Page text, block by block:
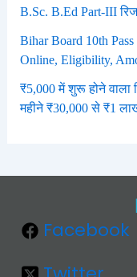
B.Sc. B.Ed Part-III
Bihar Board 10th
Online, Eligibility,
₹5,000 में शुरू होने वाला
महीने ₹30,000 से ₹1
Facebook